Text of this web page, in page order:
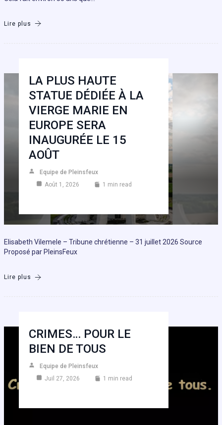
Lire plus
LA PLUS HAUTE
STATUE DÉDIÉE À LA
VIERGE MARIE EN
EUROPE SERA
INAUGURÉE LE 15
AOÛT
Equipe de Pleinsfeux
Août 1, 2026
1 min read
Elisabeth Vilemele – Tribune chrétienne – 31 juillet 2026 Source
Proposé par PleinsFeux
Lire plus
CRIMES… POUR LE
BIEN DE TOUS
Equipe de Pleinsfeux
Juil 27, 2026
1 min read